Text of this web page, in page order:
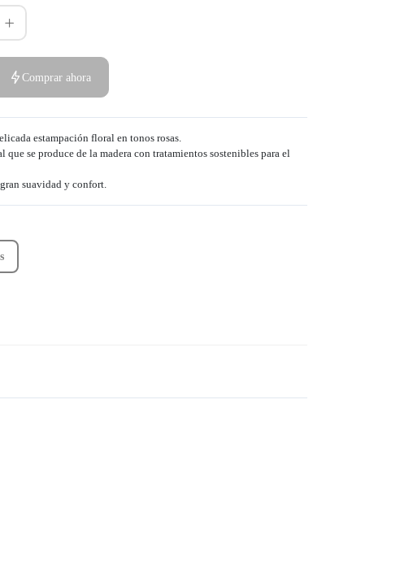
Comprar ahora
estampación floral en tonos rosas.
se produce de la madera con tratamientos sostenibles para el
suavidad y confort.